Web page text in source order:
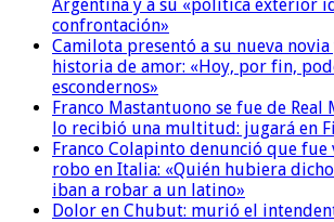
Argentina y a su «política exterior
confrontación»
Camilota presentó a su nueva novia
historia de amor: «Hoy, por fin,
escondernos»
Franco Mastantuono se fue de
lo recibió una multitud: jugará en
Franco Colapinto denunció que
robo en Italia: «Quién hubiera
iban a robar a un latino»
Dolor en Chubut: murió el